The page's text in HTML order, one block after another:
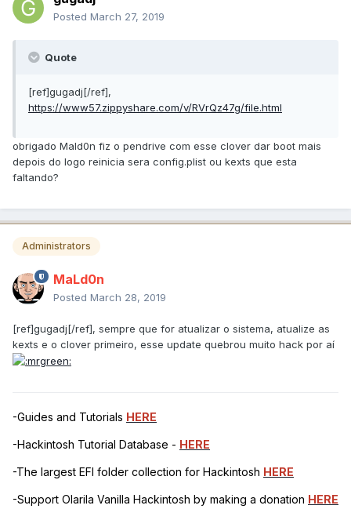
Posted March 27, 2019
Quote
[ref]gugadj[/ref],
https://www57.zippyshare.com/v/RVrQz47g/file.html
obrigado Mald0n fiz o pendrive com esse clover dar boot mais
depois do logo reinicia sera config.plist ou kexts que esta
faltando?
Administrators
MaLd0n
Posted March 28, 2019
[ref]gugadj[/ref], sempre que for atualizar o sistema, atualize as
kexts e o clover primeiro, esse update quebrou muito hack por aí
-Guides and Tutorials HERE
-Hackintosh Tutorial Database - HERE
-The largest EFI folder collection for Hackintosh HERE
-Support Olarila Vanilla Hackintosh by making a donation HERE